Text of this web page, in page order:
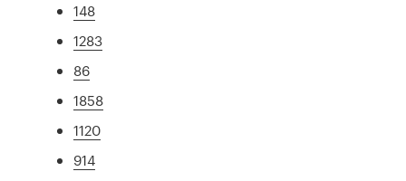
148
1283
86
1858
1120
914